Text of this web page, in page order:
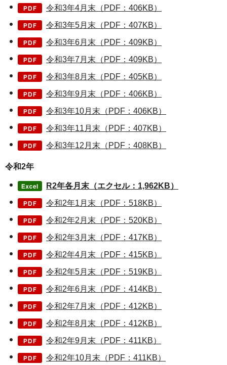
令和3年4月末（PDF：406KB）
令和3年5月末（PDF：407KB）
令和3年6月末（PDF：409KB）
令和3年7月末（PDF：409KB）
令和3年8月末（PDF：405KB）
令和3年9月末（PDF：406KB）
令和3年10月末（PDF：406KB）
令和3年11月末（PDF：407KB）
令和3年12月末（PDF：408KB）
令和2年
R2年各月末（エクセル：1,962KB）
令和2年1月末（PDF：518KB）
令和2年2月末（PDF：520KB）
令和2年3月末（PDF：417KB）
令和2年4月末（PDF：415KB）
令和2年5月末（PDF：519KB）
令和2年6月末（PDF：414KB）
令和2年7月末（PDF：412KB）
令和2年8月末（PDF：412KB）
令和2年9月末（PDF：411KB）
令和2年10月末（PDF：411KB）